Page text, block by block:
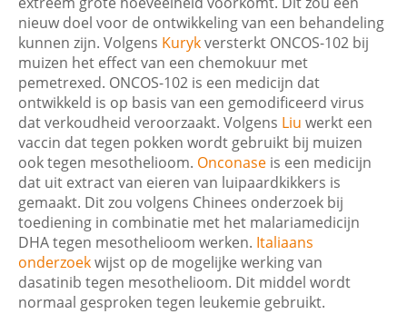
nieuw doel voor de ontwikkeling van een behandeling
kunnen zijn. Volgens Kurykversterkt ONCOS-102 bij
muizen het effect van een chemokuur met
pemetrexed. ONCOS-102 is een medicijn dat
ontwikkeld is op basis van een gemodificeerd virus
dat verkoudheid veroorzaakt. Volgens Liu werkt een
vaccin dat tegen pokken wordt gebruikt bij muizen
ook tegen mesothelioom. Onconase is een medicijn
dat uit extract van eieren van luipaardkikkers is
gemaakt. Dit zou volgens Chinees onderzoek bij
toediening in combinatie met het malariamedicijn
DHA tegen mesothelioom werken. Italiaans
onderzoekwijst op de mogelijke werking van
dasatinib tegen mesothelioom. Dit middel wordt
normaal gesproken tegen leukemie gebruikt.